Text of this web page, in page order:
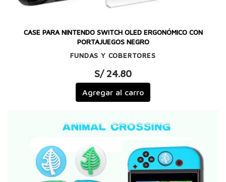
CASE PARA NINTENDO SWITCH OLED ERGONÓMICO CON
PORTAJUEGOS NEGRO
FUNDAS Y COBERTORES
S/ 24.80
Agregar al carro